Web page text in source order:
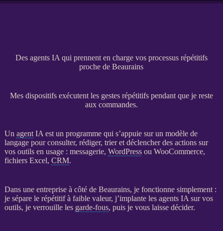
Des agents IA qui prennent en charge vos processus répétitifs
proche de Beaurains
Mes dispositifs exécutent les gestes répétitifs pendant que je reste
aux commandes.
Un agent IA est un programme qui s’appuie sur un modèle de
langage pour consulter, rédiger, trier et déclencher des actions sur
vos outils en usage : messagerie, WordPressou WooCommerce,
fichiers Excel, CRM.
Dans une entreprise à côté de Beaurains, je fonctionne simplement :
je sépare le répétitif à faible valeur, j’implante les agents IA sur vos
outils, je verrouille les garde-fous, puis je vous laisse décider.